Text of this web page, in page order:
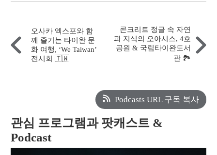
오사카 엑스포와 함
께 즐기는 타이완 문
화 여행, ‘We Taiwan’
전시회 🇹🇼
콘크리트 정글 속 자연
과 지식의 오아시스, 4호
공원 & 국립타이완도서
관 🏞️
Podcasts URL 구독 복사
관심 프로그램과 팟캐스트 &
Podcast